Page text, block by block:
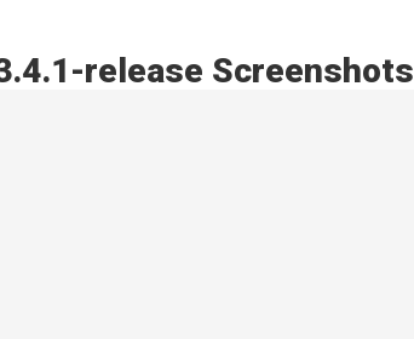
release Screenshots